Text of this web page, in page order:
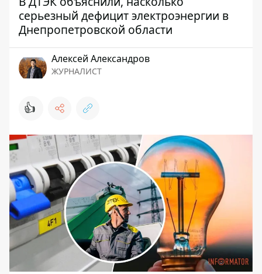
серьезный дефицит электроэнергии в
Днепропетровской области
Алексей Александров
ЖУРНАЛИСТ
👍